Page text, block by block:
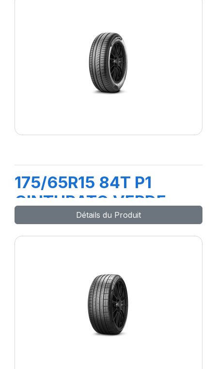
175/65R15 84T P1
CINTURATO VERDE
Détails du Produit